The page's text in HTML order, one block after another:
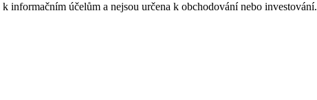
informačním účelům a nejsou určena k obchodování nebo investování.